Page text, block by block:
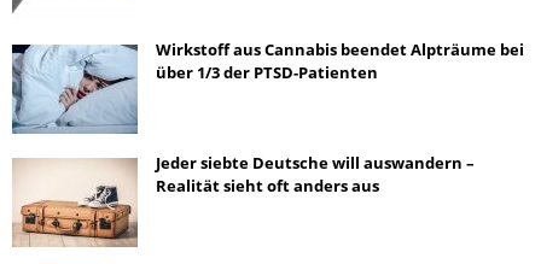
Wirkstoff aus Cannabis beendet Alpträume bei
über 1/3 der PTSD-Patienten
Jeder siebte Deutsche will auswandern –
Realität sieht oft anders aus